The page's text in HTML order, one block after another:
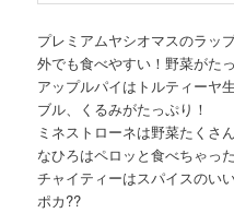
プレミアムヤシオマスのラッ
外でも食べやすい！野菜がた
アップルパイはトルティーヤ
ブル、くるみがたっぷり！
ミネストローネは野菜たくさ
なひろはペロッと食べちゃっ
チャイティーはスパイスのい
ポカ??